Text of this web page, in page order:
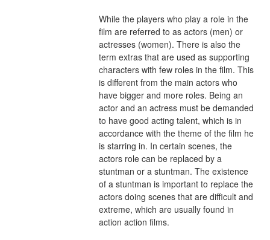
While the players who play a role in the
film are referred to as actors (men) or
actresses (women). There is also the
term extras that are used as supporting
characters with few roles in the film. This
is different from the main actors who
have bigger and more roles. Being an
actor and an actress must be demanded
to have good acting talent, which is in
accordance with the theme of the film he
is starring in. In certain scenes, the
actors role can be replaced by a
stuntman or a stuntman. The existence
of a stuntman is important to replace the
actors doing scenes that are difficult and
extreme, which are usually found in
action action films.